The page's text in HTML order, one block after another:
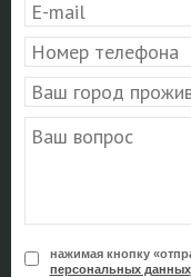
нажимая кнопку
персональных данных